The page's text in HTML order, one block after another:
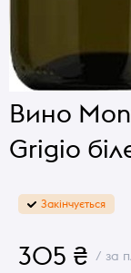
Вино
Grigio
Закінчується
305 ₴ / за